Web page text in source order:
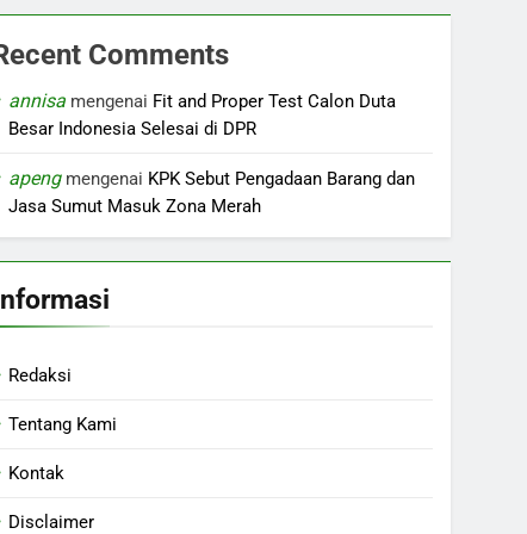
Comments
annisa mengenai Fit and Proper Test Calon Duta
Besar Indonesia Selesai di DPR
apengmengenai KPK Sebut Pengadaan Barang dan
Jasa Sumut Masuk Zona Merah
Redaksi
Tentang Kami
Kontak
Disclaimer